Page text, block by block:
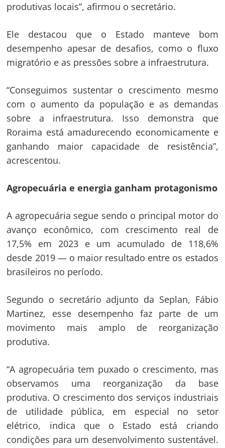
produtivas locais”, afirmou o secretário.
Ele destacou que o Estado manteve bom
desempenho apesar de desafios, como o fluxo
migratório e as pressões sobre a infraestrutura.
“Conseguimos sustentar o crescimento mesmo
com o aumento da população e as demandas
sobre a infraestrutura. Isso demonstra que
Roraima está amadurecendo economicamente e
ganhando maior capacidade de resistência”,
acrescentou.
Agropecuária e energia ganham protagonismo
A agropecuária segue sendo o principal motor do
avanço econômico, com crescimento real de
17,5% em 2023 e um acumulado de 118,6%
desde 2019 — o maior resultado entre os estados
brasileiros no período.
Segundo o secretário adjunto da Seplan, Fábio
Martinez, esse desempenho faz parte de um
movimento mais amplo de reorganização
produtiva.
“A agropecuária tem puxado o crescimento, mas
observamos uma reorganização da base
produtiva. O crescimento dos serviços industriais
de utilidade pública, em especial no setor
elétrico, indica que o Estado está criando
condições para um desenvolvimento sustentável.
Navegação
de
Post